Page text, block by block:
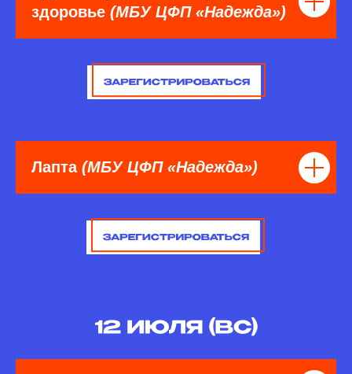
здоровье (МБУ ЦФП «Надежда»)
Лапта (МБУ ЦФП «Надежда»)